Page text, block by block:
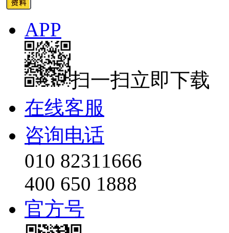
APP
扫一扫立即下载
在线客服
咨询电话
010 82311666
400 650 1888
官方号